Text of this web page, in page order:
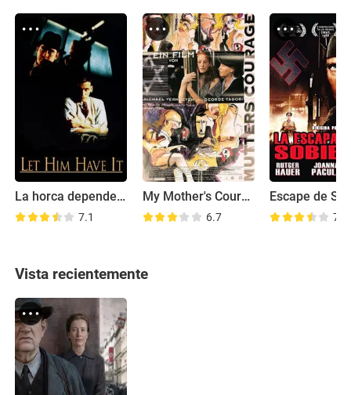
La horca depende de la gramática
7.1
My Mother's Courage
6.7
Escape de
7.5
Vista recientemente